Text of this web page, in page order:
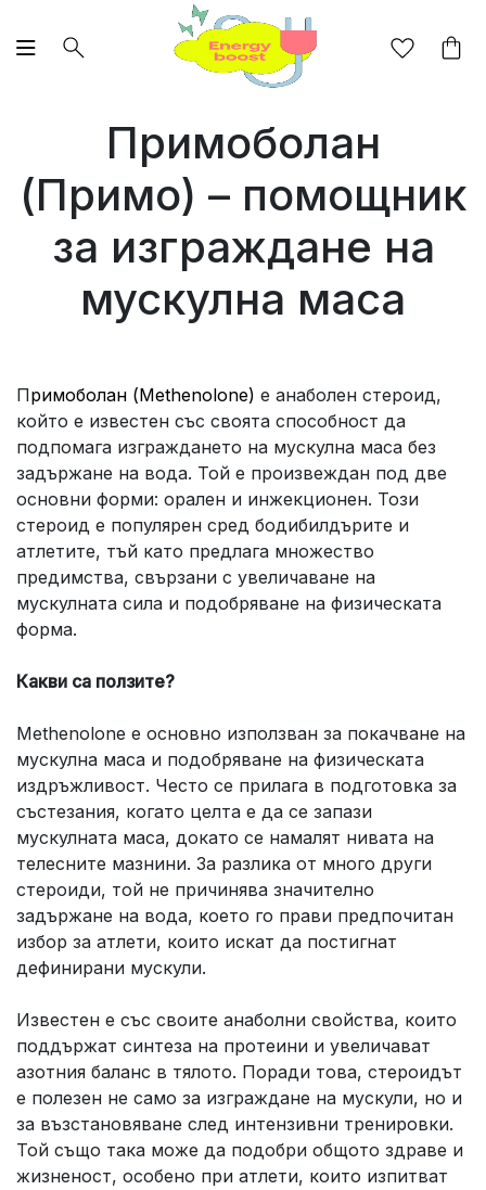
Примоболан
(Примо) – помощник
за изграждане на
мускулна маса
Примоболан (Methenolone) е анаболен стероид,
който е известен със своята способност да
подпомага изграждането на мускулна маса без
задържане на вода. Той е произвеждан под две
основни форми: орален и инжекционен. Този
стероид е популярен сред бодибилдърите и
атлетите, тъй като предлага множество
предимства, свързани с увеличаване на
мускулната сила и подобряване на физическата
форма.
Какви са ползите?
Methenolone е основно използван за покачване на
мускулна маса и подобряване на физическата
издръжливост. Често се прилага в подготовка за
състезания, когато целта е да се запази
мускулната маса, докато се намалят нивата на
телесните мазнини. За разлика от много други
стероиди, той не причинява значително
задържане на вода, което го прави предпочитан
избор за атлети, които искат да постигнат
дефинирани мускули.
Известен е със своите анаболни свойства, които
поддържат синтеза на протеини и увеличават
азотния баланс в тялото. Поради това, стероидът
е полезен не само за изграждане на мускули, но и
за възстановяване след интензивни тренировки.
Той също така може да подобри общото здраве и
жизненост, особено при атлети, които изпитват